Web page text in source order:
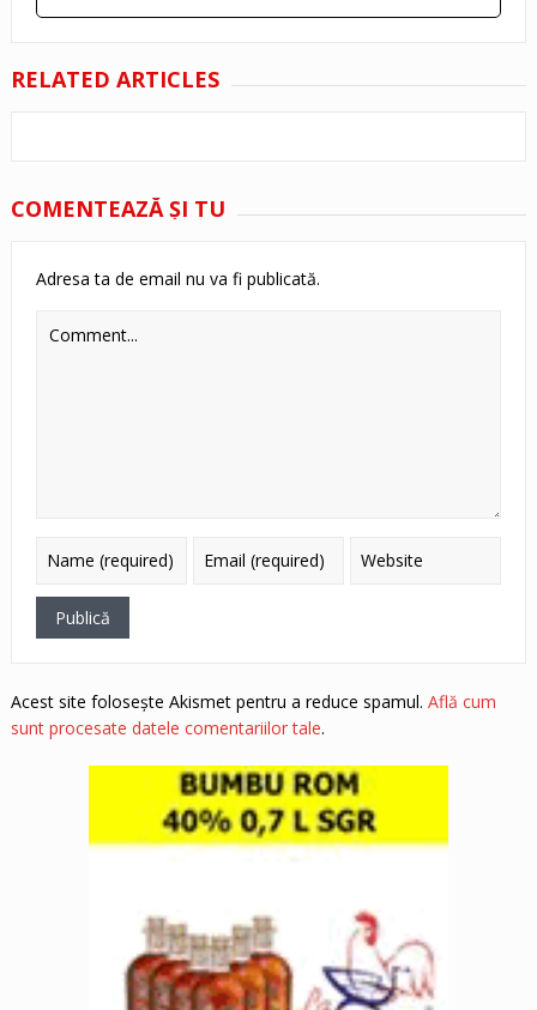
RELATED ARTICLES
COMENTEAZĂ ŞI TU
Adresa ta de email nu va fi publicată.
Acest site folosește Akismet pentru a reduce spamul. Află cum
sunt procesate datele comentariilor tale.